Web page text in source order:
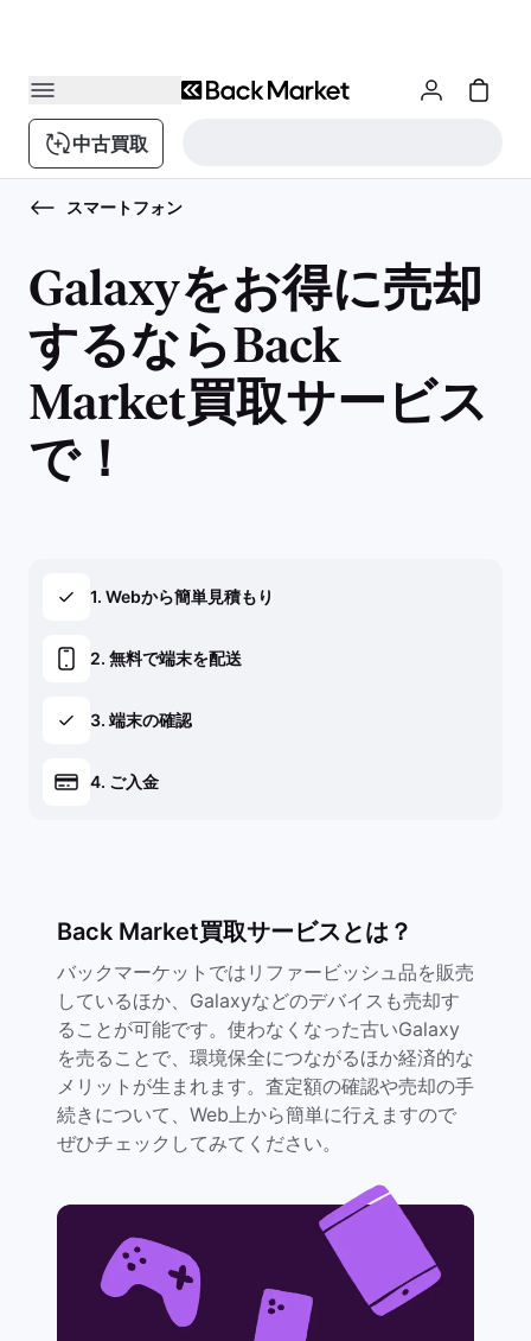
中古買取
スマートフォン
Galaxyをお得に売却
するならBack
Market買取サービス
で！
1. Webから簡単見積もり
2. 無料で端末を配送
3. 端末の確認
4. ご入金
Back Market買取サービスとは？
バックマーケットではリファービッシュ品を販売
しているほか、Galaxyなどのデバイスも売却す
ることが可能です。使わなくなった古いGalaxy
を売ることで、環境保全につながるほか経済的な
メリットが生まれます。査定額の確認や売却の手
続きについて、Web上から簡単に行えますので
ぜひチェックしてみてください。